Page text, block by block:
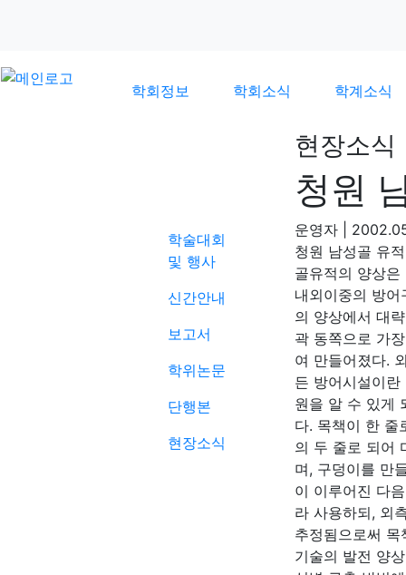
학회정보 학회소식 학계소식
학술대회
및 행사
신간안내
보고서
학위논문
단행본
현장소식
현장소식
청원
운영자
청원 남성골 유
골유적의 양상
내외이중의 방
의 양상에서 대
곽 동쪽으로 가
여 만들어졌다.
든 방어시설이
원을 알 수 있게
다. 목책이 한 줄
의 두 줄로 되어
며, 구덩이를 만
이 이루어진 다
라 사용하되, 외
추정됨으로써
기술의 발전 양